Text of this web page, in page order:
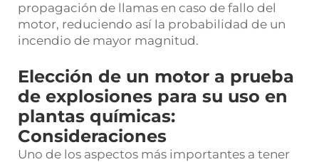
propagación de llamas en caso de fallo del
motor, reduciendo así la probabilidad de un
incendio de mayor magnitud.
Elección de un motor a prueba
de explosiones para su uso en
plantas químicas:
Consideraciones
Uno de los aspectos más importantes a tener